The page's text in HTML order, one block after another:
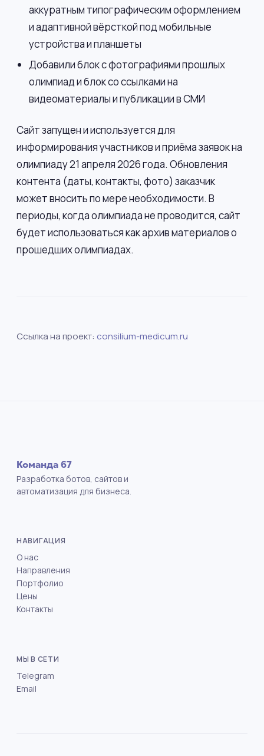
аккуратным типографическим оформлением
и адаптивной вёрсткой под мобильные
устройства и планшеты
Добавили блок с фотографиями прошлых
олимпиад и блок со ссылками на
видеоматериалы и публикации в СМИ
Сайт запущен и используется для
информирования участников и приёма заявок на
олимпиаду 21 апреля 2026 года. Обновления
контента (даты, контакты, фото) заказчик
может вносить по мере необходимости. В
периоды, когда олимпиада не проводится, сайт
будет использоваться как архив материалов о
прошедших олимпиадах.
Ссылка на проект: consilium-medicum.ru
Команда 67
Разработка ботов, сайтов и
автоматизация для бизнеса.
НАВИГАЦИЯ
О нас
Направления
Портфолио
Цены
Контакты
МЫ В СЕТИ
Telegram
Email